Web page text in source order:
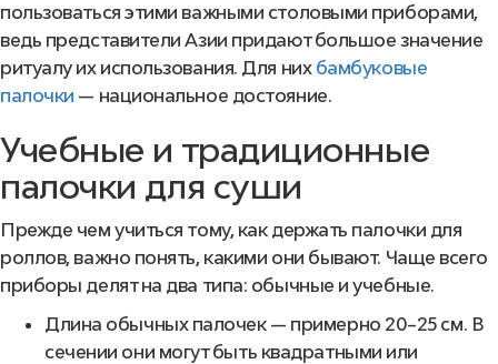
пользоваться этими важными столовыми приборами,
ведь представители Азии придают большое значение
ритуалу их использования. Для них бамбуковые
палочки — национальное достояние.
Учебные и традиционные
палочки для суши
Прежде чем учиться тому, как держать палочки для
роллов, важно понять, какими они бывают. Чаще всего
приборы делят на два типа: обычные и учебные.
Длина обычных палочек — примерно 20–25 см. В
сечении они могут быть квадратными или